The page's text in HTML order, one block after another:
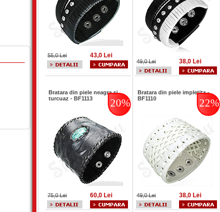
55,0 Lei 43,0 Lei
49,0 Lei 38,0 Lei
Bratara din piele neagra si
turcuaz - BF1113
20%
75,0 Lei 60,0 Lei
Bratara din piele impletita -
BF1110
22%
49,0 Lei 38,0 Lei